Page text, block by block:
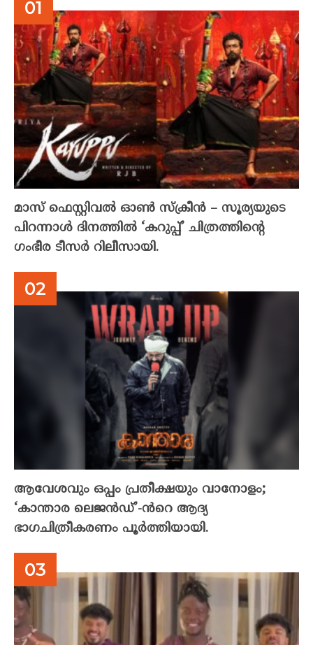
മാസ് ഫെസ്റ്റിവൽ ഓൺ സ്‌ക്രീൻ – സൂര്യയുടെ
പിറന്നാൾ ദിനത്തിൽ ‘കറുപ്പ്’ ചിത്രത്തിന്റെ
ഗംഭീര ടീസർ റിലീസായി.
ആവേശവും ഒപ്പം പ്രതീക്ഷയും വാനോളം;
‘കാന്താര ലെജൻഡ്’-ൻറെ ആദ്യ
ഭാഗചിത്രീകരണം പൂർത്തിയായി.